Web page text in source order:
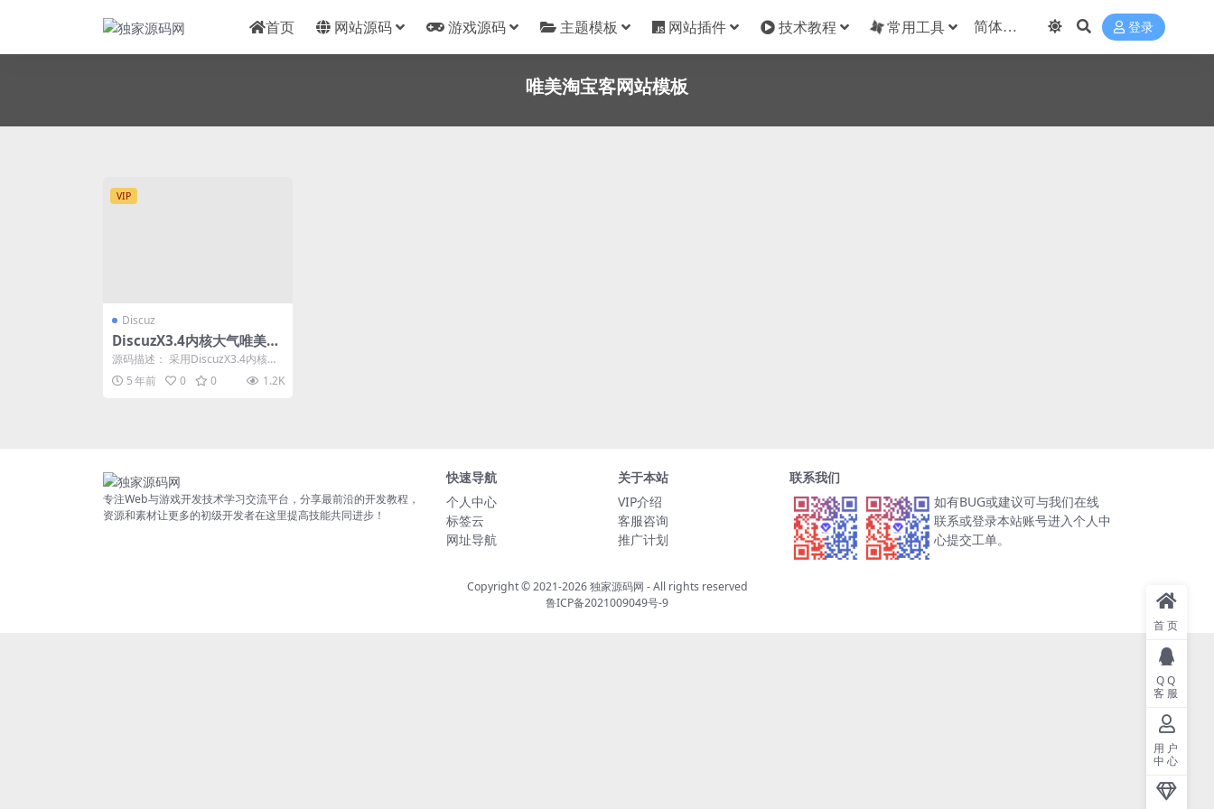
首页 网站源码 游戏源码 主题模板 网站插件 技术教程 常用工具 登录
唯美淘宝客网站模板
VIP
Discuz
DiscuzX3.4内核大气唯美淘
宝客网站模板 GBK
源码描述： 采用DiscuzX3.4内核制
作，模板代码优化完善，大气唯
美，更贴合...
5 年前 0 0 1.2K
专注Web与游戏开发技术学习交流平台，分享最前沿的开发教程，
资源和素材让更多的初级开发者在这里提高技能共同进步！
快速导航
个人中心
标签云
网址导航
关于本站
VIP介绍
客服咨询
推广计划
联系我们
如有BUG或建议可与我们在线
联系或登录本站账号进入个人中
心提交工单。
Copyright © 2021-2026独家源码网 - All rights reserved
鲁ICP备2021009049号-9
首页
QQ
客服
用户
中心